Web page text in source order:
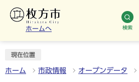
ホームへ 検索
現在位置
ホーム 市政情報 オープンデータ